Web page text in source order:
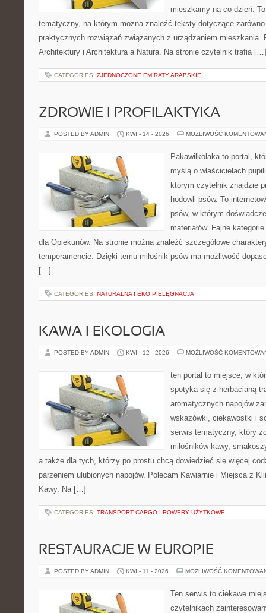
mieszkamy na co dzień.
tematyczny, na którym można znaleźć teksty dotyczące
praktycznych rozwiązań związanych z urządzaniem mieszkania.
Architektury i Architektura a Natura. Na stronie czytelnik trafia […]
CATEGORIES: ZJEDNOCZONE EMIRATY ARABSKIE
ZDROWIE I PROFILAKTYKA
POSTED BY ADMIN KWI - 14 - 2026 MOŻLIWOŚĆ
Pakawilkolaka to portal,
myślą o właścicielach
którym czytelnik znajdzie
hodowli psów. To
psów, w którym
materiałów. Fajne
dla Opiekunów. Na stronie można znaleźć szczegółowe
temperamencie. Dzięki temu miłośnik psów ma możliwość
[…]
CATEGORIES: NATURALNA I EKO PIELĘGNACJA
KAWA I EKOLOGIA
POSTED BY ADMIN KWI - 12 - 2026 MOŻLIWOŚĆ
ten portal to miejsce, w
spotyka się z herbacianą
aromatycznych napojów
wskazówki, ciekawostki i
serwis tematyczny, który
miłośników kawy,
a także dla tych, którzy po prostu chcą dowiedzieć się więcej
parzeniem ulubionych napojów. Polecam Kawiarnie i Miejsca z
Kawy. Na […]
CATEGORIES: TRANSPORT CARGO I ROWERY UŻYTKOWE
RESTAURACJE W EUROPIE
POSTED BY ADMIN KWI - 11 - 2026 MOŻLIWOŚĆ
Ten serwis to ciekawe
czytelnikach